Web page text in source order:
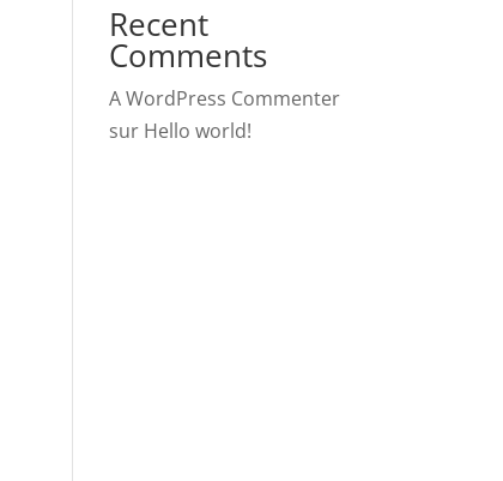
Recent
Comments
A WordPress Commenter
sur Hello world!